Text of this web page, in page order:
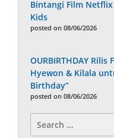
Bintangi Film
Kids
posted on 08/06/2026
OURBIRTHDAY Rilis
Hyewon & Kilala
Birthday”
posted on 08/06/2026
for: